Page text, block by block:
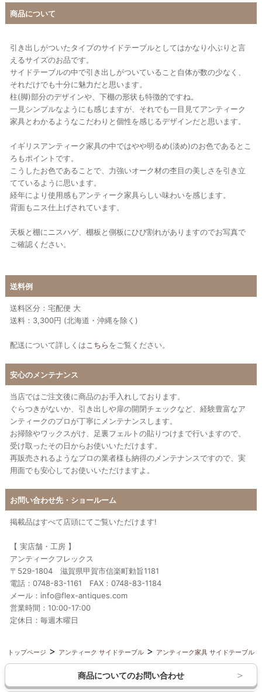
商品について
引き出しがついたタイプのサイドテーブルとしてはかなり小ぶりと言
えるサイズのお品です。
サイドテーブルの中で引き出しがついていること自体が数の少なく、
それだけでも十分に魅力だと思います。
柱(脚)部分のデザインや、下棚の形状も特徴的ですね。
一見シンプルなようにも感じますが、それでも一目見てアンティーク
家具とわかるようなこだわりと個性を感じるデザインだと思います。
イギリスアンティーク家具の中ではやや明るめ(淡め)のお色であるとこ
ろもポイントです。
こうしたお色であることで、力強いオーク材の杢目の美しさを引き立
てているように思います。
経年により使用感もアンティーク家具らしい味わいを感じます。
背面もニス仕上げされています。
天板と棚にニスハゲ、棚板と側板にひび割れがありますのでお写真で
ご確認ください。
送料例
送料区分：宅配便 大
送料：3,300円 (北海道・沖縄を除く)
配送について詳しくは こちらをご覧ください。
安心のメンテナンス
当店ではご注文後に商品のお手入れしております。
ぐらつきがないか、引き出しや扉の開閉チェックなど、経験豊富なア
ンティークのプロが丁寧にメンテナンスします。
お掃除やワックスがけ、足裏フェルトの貼りつけまで行いますので、
受け取ったその日からお使いいただけます。
再販売されるようなプロの業者様も納得のメンテナンスですので、実
用面でも安心してお使いいただけますよ。
お問い合わせ先・ショールーム
掲載品はすべて店頭にてご覧いただけます!
【 実店舗・工房 】
アンティークフレックス
〒529-1804 滋賀県甲賀市信楽町勅旨1181
電話：0748-83-1161 FAX：0748-83-1184
メール：info@flex-antiques.com
営業時間：10:00-17:00
定休日：毎週木曜日
トップページ アンティーク サイドテーブル アンティーク家具 サイドテーブル
商品についてのお問い合わせ